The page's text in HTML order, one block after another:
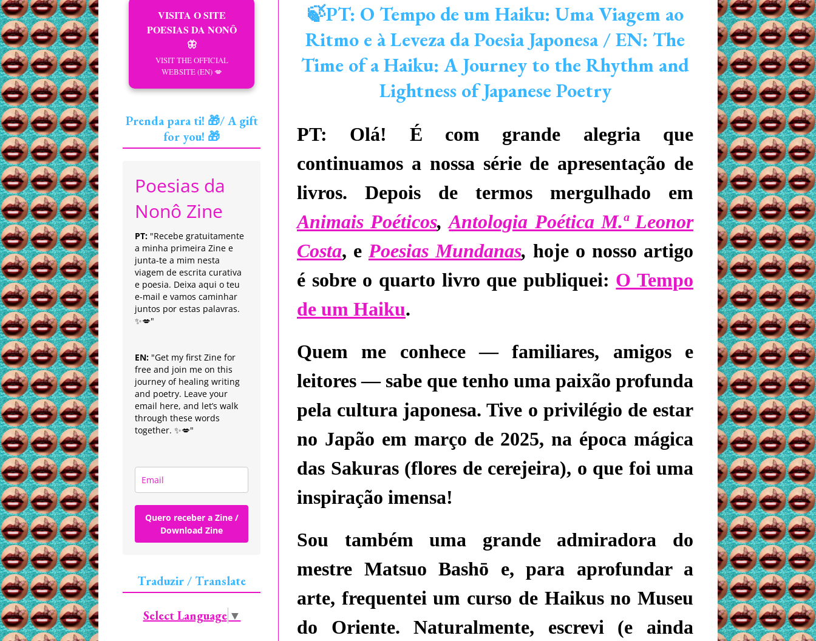
🍃PT: O Tempo de um Haiku: Uma Viagem ao
Ritmo e à Leveza da Poesia Japonesa / EN: The
Time of a Haiku: A Journey to the Rhythm and
Lightness of Japanese Poetry
PT: Olá! É com grande alegria que
continuamos a nossa série de apresentação de
livros. Depois de termos mergulhado em
Animais Poéticos, Antologia Poética M.ª Leonor
Costa, e Poesias Mundanas, hoje o nosso artigo
é sobre o quarto livro que publiquei: O Tempo
de um Haiku.
Quem me conhece — familiares, amigos e
leitores — sabe que tenho uma paixão profunda
pela cultura japonesa. Tive o privilégio de estar
no Japão em março de 2025, na época mágica
das Sakuras(flores de cerejeira), o que foi uma
inspiração imensa!
Sou também uma grande admiradora do
mestre Matsuo Bashō e, para aprofundar a
arte, frequentei um curso de Haikus no Museu
do Oriente. Naturalmente, escrevi (e ainda
VISITA O SITE
POESIAS DA NONÔ
🦋
VISIT THE OFFICIAL
WEBSITE (EN) 💋
Prenda para ti! 🎁/ A gift
for you! 🎁
Poesias da
Nonô Zine
PT: "Recebe gratuitamente
a minha primeira Zine e
junta-te a mim nesta
viagem de escrita curativa
e poesia. Deixa aqui o teu
e-mail e vamos caminhar
juntos por estas palavras.
✨💋"
EN: "Get my first Zine for
free and join me on this
journey of healing writing
and poetry. Leave your
email here, and let’s walk
through these words
together. ✨💋"
Quero receber a Zine /
Download Zine
Traduzir / Translate
Select Language ▼